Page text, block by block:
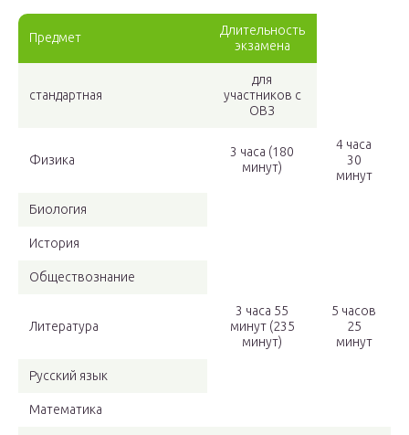
Предмет
Длительность
экзамена
стандартная
для
участников с
ОВЗ
Физика
3 часа (180
минут)
4 часа
30
минут
Биология
История
Обществознание
Литература
3 часа 55
минут (235
минут)
5 часов
25
минут
Русский язык
Математика